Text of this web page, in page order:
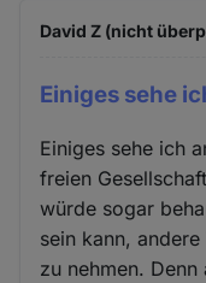
David Z (nicht
Einiges sehe
Einiges sehe ich
freien
würde sogar
sein kann,
zu nehmen.